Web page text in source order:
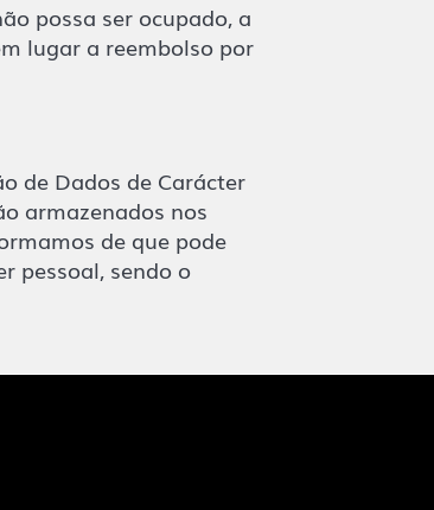
possa ser ocupado, a
lugar a reembolso por
de Dados de Carácter
armazenados nos
de que pode
pessoal, sendo o